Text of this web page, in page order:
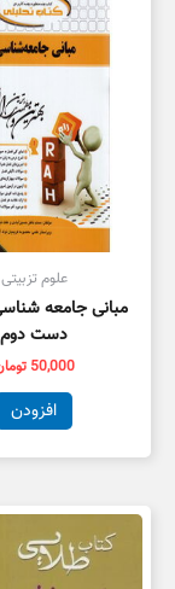
علوم تزبیتی
مبانی جامعه
دست دوم
50,000
افزودن